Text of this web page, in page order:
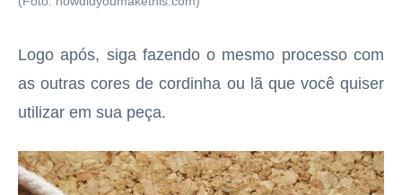
Logo após, siga fazendo o mesmo processo com
as outras cores de cordinha ou lã que você quiser
utilizar em sua peça.